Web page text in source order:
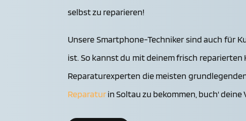
selbst zu reparieren!
Unsere Smartphone-Techniker sind auch für
ist. So kannst du mit deinem frisch
Reparaturexperten die meisten
Reparaturin Soltau zu bekommen, buch'